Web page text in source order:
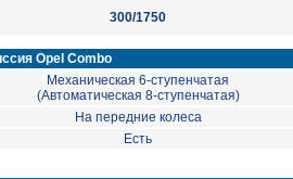
300/1750
Opel Combo
Механическая 6-ступенчатая
(Автоматическая 8-ступенчатая)
На передние колеса
Есть